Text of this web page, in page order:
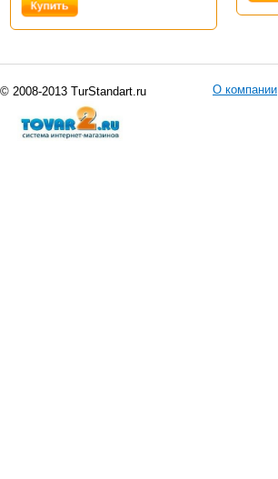
© 2008-2013 TurStandart.ru О компании